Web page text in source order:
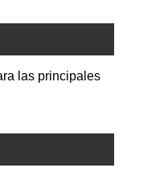
las principales